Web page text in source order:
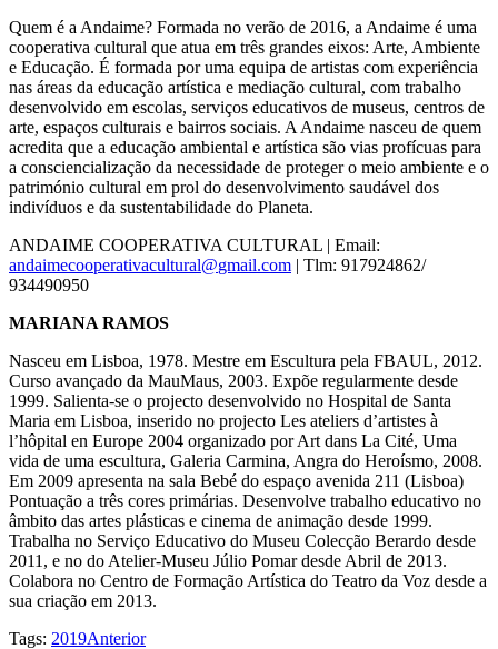
Quem é a Andaime? Formada no verão de 2016, a Andaime é uma
cooperativa cultural que atua em três grandes eixos: Arte, Ambiente
e Educação. É formada por uma equipa de artistas com experiência
nas áreas da educação artística e mediação cultural, com trabalho
desenvolvido em escolas, serviços educativos de museus, centros de
arte, espaços culturais e bairros sociais. A Andaime nasceu de quem
acredita que a educação ambiental e artística são vias profícuas para
a consciencialização da necessidade de proteger o meio ambiente e o
património cultural em prol do desenvolvimento saudável dos
indivíduos e da sustentabilidade do Planeta.
ANDAIME COOPERATIVA CULTURAL | Email:
andaimecooperativacultural@gmail.com | Tlm: 917924862/
934490950
MARIANA RAMOS
Nasceu em Lisboa, 1978. Mestre em Escultura pela FBAUL, 2012.
Curso avançado da MauMaus, 2003. Expõe regularmente desde
1999. Salienta-se o projecto desenvolvido no Hospital de Santa
Maria em Lisboa, inserido no projecto Les ateliers d’artistes à
l’hôpital en Europe 2004 organizado por Art dans La Cité, Uma
vida de uma escultura, Galeria Carmina, Angra do Heroísmo, 2008.
Em 2009 apresenta na sala Bebé do espaço avenida 211 (Lisboa)
Pontuação a três cores primárias. Desenvolve trabalho educativo no
âmbito das artes plásticas e cinema de animação desde 1999.
Trabalha no Serviço Educativo do Museu Colecção Berardo desde
2011, e no do Atelier-Museu Júlio Pomar desde Abril de 2013.
Colabora no Centro de Formação Artística do Teatro da Voz desde a
sua criação em 2013.
Tags: 2019Anterior